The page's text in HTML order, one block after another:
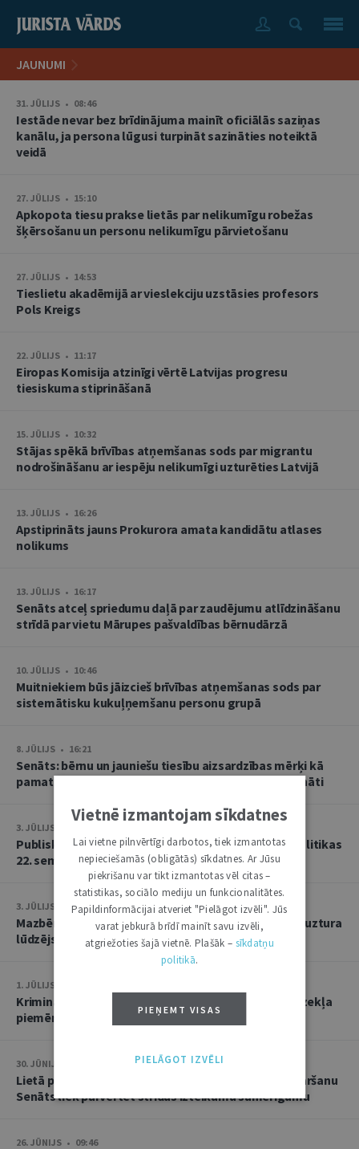
JAUNUMI
31. JŪLIJS • 08:46
Iestāde nevar bez brīdinājuma mainīt oficiālās saziņas
kanālu, ja persona lūgusi turpināt sazināties noteiktā
veidā
27. JŪLIJS • 15:10
Apkopota tiesu prakse lietās par nelikumīgu robežas
šķērsošanu un personu nelikumīgu pārvietošanu
27. JŪLIJS • 14:53
Tieslietu akadēmijā ar vieslekciju uzstāsies profesors
Pols Kreigs
22. JŪLIJS • 11:17
Eiropas Komisija atzinīgi vērtē Latvijas progresu
tiesiskuma stiprināšanā
15. JŪLIJS • 10:32
Stājas spēkā brīvības atņemšanas sods par migrantu
nodrošināšanu ar iespēju nelikumīgi uzturēties Latvijā
13. JŪLIJS • 16:26
Apstiprināts jauns Prokurora amata kandidātu atlases
nolikums
13. JŪLIJS • 16:17
Senāts atceļ spriedumu daļā par zaudējumu atlīdzināšanu
strīdā par vietu Mārupes pašvaldības bērnudārzā
10. JŪLIJS • 10:46
Muitniekiem būs jāizcieš brīvības atņemšanas sods par
sistemātisku kukuļņemšanu personu grupā
8. JŪLIJS • 16:21
Senāts: bērnu un jauniešu tiesību aizsardzības mērķi kā
pamatu atbrīvojumam no PVN nevar tulkot paplašināti
3. JŪLIJS • 18:23
Publisko tiesību institūta konstitucionālās tiesībpolitikas
22. seminārs
3. JŪLIJS • 14:45
Mazbērniem nav pienākuma uzturēt vecvecākus, ja uztura
lūdzējs nav par viņiem rūpējies
1. JŪLIJS • 17:38
Kriminālsoda un medicīniska rakstura piespiedu līdzekļa
piemērošana savstarpēji viens otru neizslēdz
30. JŪNIJS • 14:58
Lietā par namu pārvaldnieces goda un cieņas aizskaršanu
Senāts liek pārvērtēt strīdus izteikumu samērīgumu
26. JŪNIJS • 09:46
Vietnē izmantojam sīkdatnes
Lai vietne pilnvērtīgi darbotos, tiek izmantotas
nepieciešamās (obligātās) sīkdatnes. Ar Jūsu
piekrišanu var tikt izmantotas vēl citas –
statistikas, sociālo mediju un funkcionalitātes.
Papildinformācijai atveriet "Pielāgot izvēli". Jūs
varat jebkurā brīdī mainīt savu izvēli,
atgriežoties šajā vietnē. Plašāk – sīkdatņu
politikā.
PIEŅEMT VISAS
PIELĀGOT IZVĒLI